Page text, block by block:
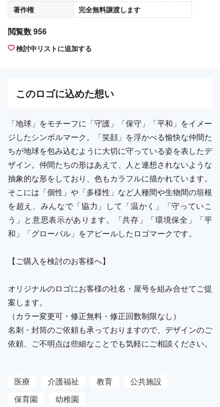
著作権
完全無料譲渡します
閲覧数 956
検討中リストに追加する
このロゴに込めた想い
「地球」をモチーフに「守護」「保守」「平和」をイメー
ジしたシンボルマーク。「笑顔」を浮かべる愉快な仲間た
ちが地球を包み込むように大切に守っている姿を表したデ
ザイン。仲間たちの形はあえて、人と連想されないような
抽象的な形をしており、色もカラフルに描かれています。
そこには「個性」や「多様性」など人種間や生物間の垣根
を超え、みんなで「協力」して「温かく」「守っていこ
う」と意思表示があります。「共存」「環境保全」「平
和」「グローバル」をアピールしたロゴマークです。
【ご購入を検討のお客様へ】
オリジナルのロゴにお客様の社名・屋号を組み合せてご提
案します。
（カラー変更可・修正無料・修正回数制限なし）
名刺・封筒のご依頼も承っておりますので、デザインのご
依頼、ご不明点は些細なことでも気軽にご相談ください。
医療 介護福祉 教育
公共施設
保育園
幼稚園